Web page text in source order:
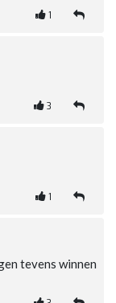
1
3
1
tevens winnen